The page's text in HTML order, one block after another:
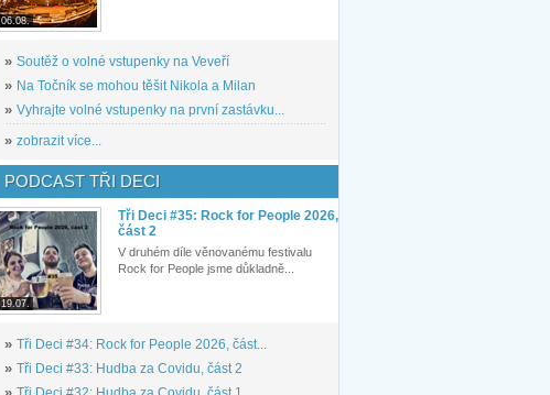
06.08.
» Soutěž o volné vstupenky na Veveří
» Na Točník se mohou těšit Nikola a Milan
» Vyhrajte volné vstupenky na první zastávku...
» zobrazit více...
PODCAST TŘI DECI
19.07.
Tři Deci #35: Rock for People 2026,
část 2
V druhém díle věnovanému festivalu
Rock for People jsme důkladně...
» Tři Deci #34: Rock for People 2026, část...
» Tři Deci #33: Hudba za Covidu, část 2